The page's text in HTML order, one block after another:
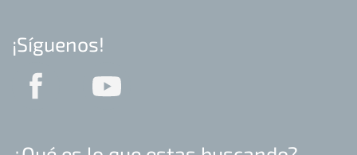
¡Síguenos!